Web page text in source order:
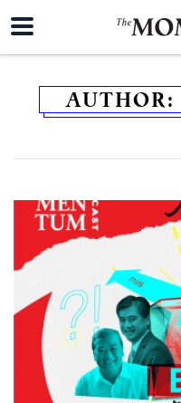
AUTHOR: